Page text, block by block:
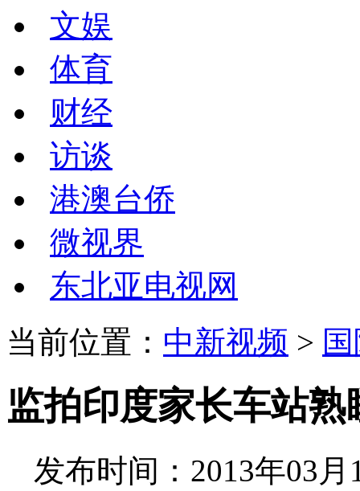
文娱
体育
财经
访谈
港澳台侨
微视界
东北亚电视网
当前位置： 中新视频 >
监拍印度家长车站
发布时间：2013年03月